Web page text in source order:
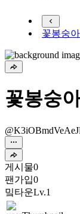
꽃봉숭
꽃봉숭
게시물0
팬가입0
밐타운Lv.1